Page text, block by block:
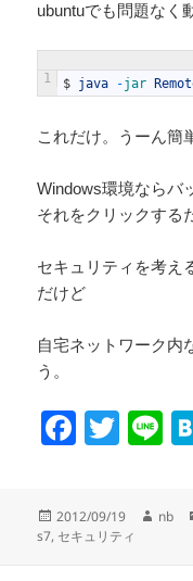
ubuntuでも問題なく
1 $ java -jar
これだけ。うーん簡
Windows環境ならバ
それをクリックする
セキュリティを考え
だけど
自宅ネットワーク内
う。
F
e
T
er
Li
投
稿
2012/09/19
作
nb
s7, セキュリティ